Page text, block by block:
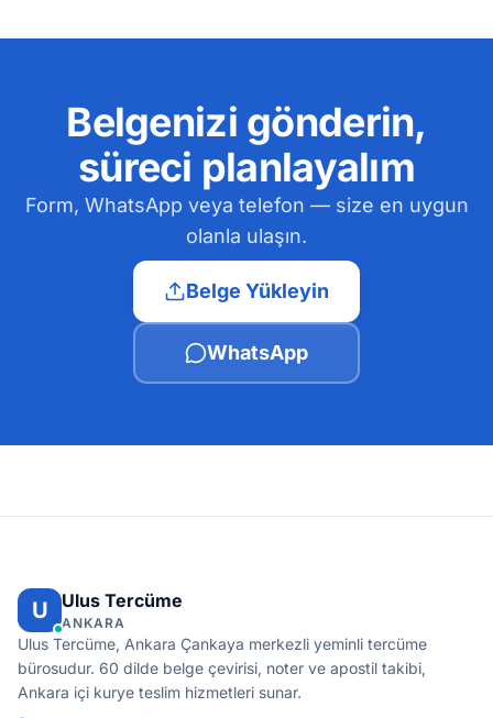
Belgenizi gönderin,
süreci planlayalım
Form, WhatsApp veya telefon — size en uygun
olanla ulaşın.
Belge Yükleyin
WhatsApp
U Ulus Tercüme
ANKARA
Ulus Tercüme, Ankara Çankaya merkezli yeminli tercüme
bürosudur. 60 dilde belge çevirisi, noter ve apostil takibi,
Ankara içi kurye teslim hizmetleri sunar.